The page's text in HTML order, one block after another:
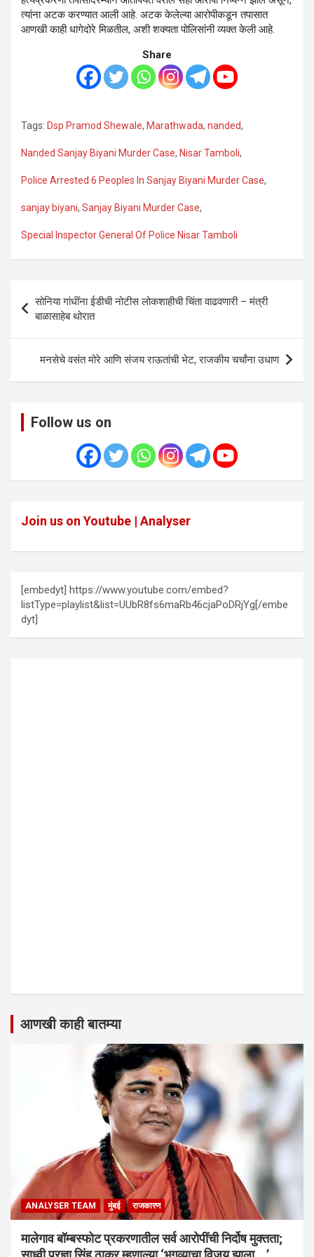
त्यांना अटक करण्यात आली आहे. अटक केलेल्या आरोपीकडून तपासात
आणखी काही धागेदोरे मिळतील, अशी शक्यता पोलिसांनी व्यक्त केली आहे.
Share
Tags: Dsp Pramod Shewale, Marathwada, nanded,
Nanded Sanjay Biyani Murder Case, Nisar Tamboli,
Police Arrested 6 Peoples In Sanjay Biyani Murder Case,
sanjay biyani, Sanjay Biyani Murder Case,
Special Inspector General Of Police Nisar Tamboli
Post
navigation
सोनिया गांधींना ईडीची नोटीस लोकशाहीची चिंता वाढवणारी – मंत्री
बाळासाहेब थोरात
मनसेचे वसंत मोरे आणि संजय राऊतांची भेट, राजकीय चर्चांना उधाण
Follow us on
Join us on Youtube | Analyser
[embedyt] https://www.youtube.com/embed?
listType=playlist&list=UUbR8fs6maRb46cjaPoDRjYg[/embe
dyt]
आणखी काही बातम्या
ANALYSER TEAM मुंबई राजकारण
मालेगाव बॉम्बस्फोट प्रकरणातील सर्व आरोपींची निर्दोष मुक्तता;